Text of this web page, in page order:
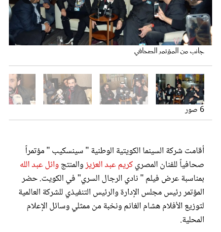
جانب من المؤتمر الصحافي
كريم عبد العزيز مع هشام الغانم
كريم عبد العزيز
كريم عبد العزيز
جانب من المؤتمر الصحافي
كريم عبد العزيز
6 صور
أقامت شركة السينما الكويتية الوطنية " سينسكيب " مؤتمراً
صحافياً للفنان المصريكريم عبد العزيزوالمنتجوائل عبد الله
بمناسبة عرض فيلم " نادي الرجال السري" في الكويت. حضر
المؤتمر رئيس مجلس الإدارة والرئيس التنفيذي للشركة العالمية
لتوزيع الأفلام هشام الغانم ونخبة من ممثلي وسائل الإعلام
المحلية.
مقالات الرأي
ستايل
تقارير
عروس سيدتي
مجلة سيدتي